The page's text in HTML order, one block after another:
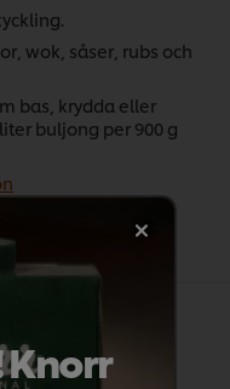
wok, såser, rubs och
bas, krydda eller
buljong per 900 g
8721317710285
Knorr